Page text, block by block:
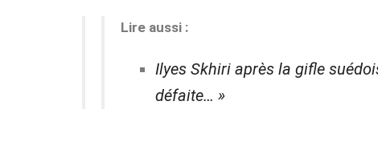
Lire aussi :
Ilyes Skhiri après la gifle
défaite… »